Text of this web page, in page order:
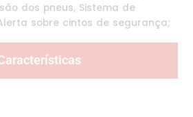
dos pneus, Sistema de
sobre cintos de segurança;